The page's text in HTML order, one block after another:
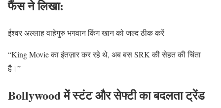
फैंस ने लिखा:
ईश्वर अल्लाह वाहेगुरु भगवान किंग खान को जल्द ठीक करें
“King Movie का इंतज़ार कर रहे थे, अब बस SRK की सेहत की चिंता
है।”
Bollywood में स्टंट और सेफ्टी का बदलता ट्रेंड